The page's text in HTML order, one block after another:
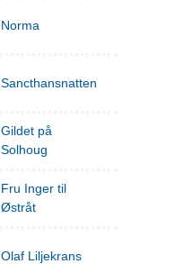
Norma
Sancthansnatten
Gildet på
Solhoug
Fru Inger til
Østråt
Olaf Liljekrans